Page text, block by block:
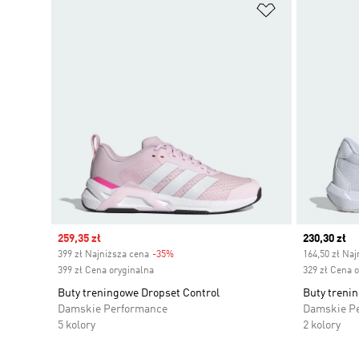
Sale price
259,35 zł
399 zł Najniższa cena -35%
399 zł Cena oryginalna
Buty treningowe Dropset Control
Damskie Performance
5 kolory
Current
230,30 zł
164,50 zł
329 zł Cena
Buty
Damskie
2 kolory